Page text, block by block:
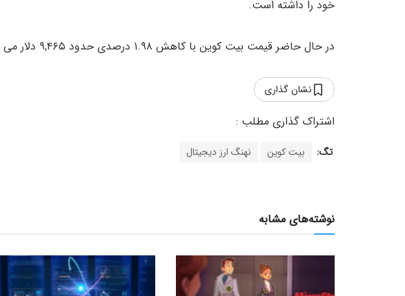
خود را داشته است.
در حال حاضر قیمت بیت کوین با کاهش ۱.۹۸ درصدی حدود ۹,۴۶۵ دلار می باشد.
نشان گذاری
تگ: بیت کوین نهنگ ارز دیجیتال
نوشته‌های مشابه